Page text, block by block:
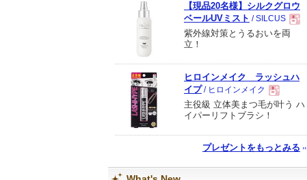
【現品20名様】シルクグロウ
ベールUVミスト / SILCUS
現
品
紫外線対策とうるおいを両
立！
ヒロインメイク ラッシュハ
イプ/ ヒロインメイク
現
品
主役級 立体美まつ毛が叶う ハ
イパーリフトブラシ！
プレゼントをもっとみる